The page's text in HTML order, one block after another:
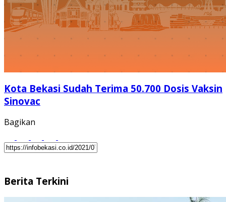
Kota Bekasi Sudah Terima 50.700 Dosis Vaksin
Sinovac
Bagikan
Berita Terkini